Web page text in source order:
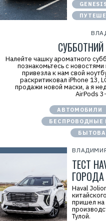
Налейте чашку ароматного
познакомьтесь с
привезла к нам свой
раскритиковал iPhone 13,
продажи новой маски, а я
AirPods
АВТОМОБИЛИ
БЕСПРОВОДНЫЕ
ТЕСТ
ГОРОДА
Haval
пришел на
Тулой.